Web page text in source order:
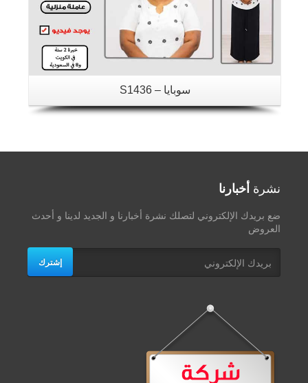
سوبايا – S1436
نشرة أخبارنا
ضع بريدك الإلكتروني لتصلك نشرة أخبارنا و الجديد لدينا و أحدث
العروض
إشترك